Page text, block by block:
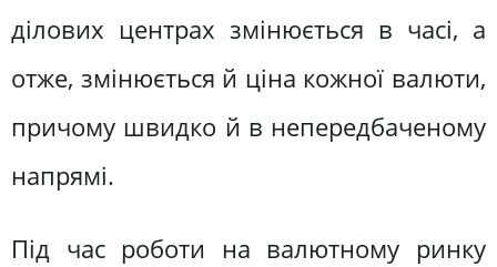
ділових центрах змінюється в часі, а
отже, змінюється й ціна кожної валюти,
причому швидко й в непередбаченому
напрямі.
Під час роботи на валютному ринку